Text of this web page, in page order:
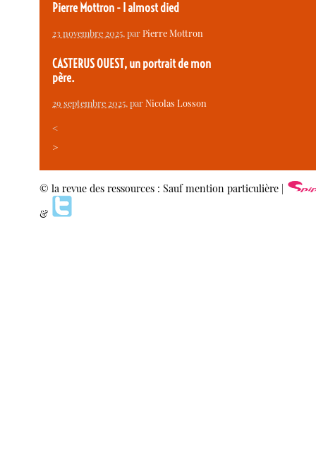
Pierre Mottron - I almost died
23 novembre 2025, parPierre Mottron
CASTERUS OUEST, un portrait de mon
père.
29 septembre 2025, parNicolas Losson
<
>
© la revue des ressources : Sauf mention particulière |
&